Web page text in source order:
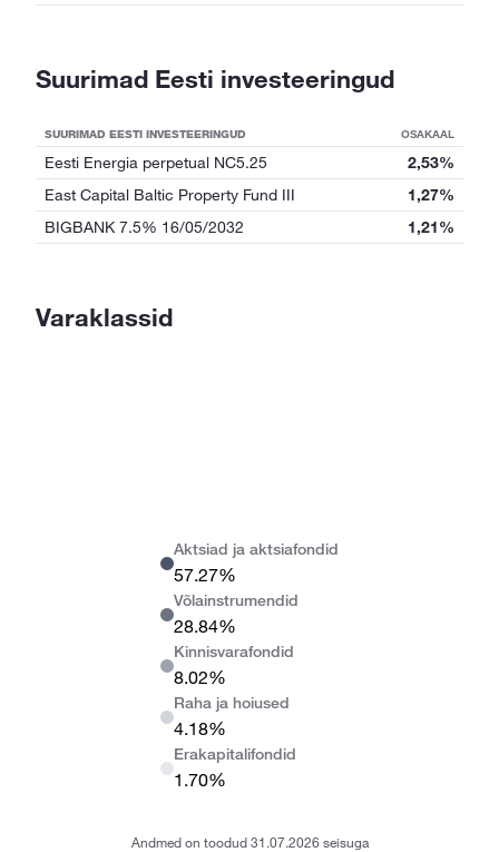
Suurimad Eesti investeeringud
SUURIMAD EESTI INVESTEERINGUD OSAKAAL
Eesti Energia perpetual NC5.25
2,53%
East Capital Baltic Property Fund III
1,27%
BIGBANK 7.5% 16/05/2032
1,21%
Varaklassid
Aktsiad ja aktsiafondid
57.27%
Võlainstrumendid
28.84%
Kinnisvarafondid
8.02%
Raha ja hoiused
4.18%
Erakapitalifondid
1.70%
Andmed on toodud 31.07.2026 seisuga